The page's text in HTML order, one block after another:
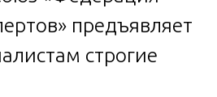
предъявляет
строгие